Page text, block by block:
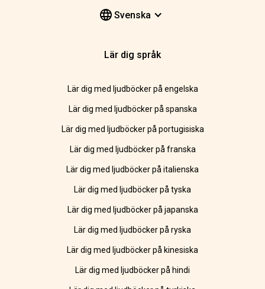
Svenska
Lär dig språk
Lär dig med ljudböcker på engelska
Lär dig med ljudböcker på spanska
Lär dig med ljudböcker på portugisiska
Lär dig med ljudböcker på franska
Lär dig med ljudböcker på italienska
Lär dig med ljudböcker på tyska
Lär dig med ljudböcker på japanska
Lär dig med ljudböcker på ryska
Lär dig med ljudböcker på kinesiska
Lär dig med ljudböcker på hindi